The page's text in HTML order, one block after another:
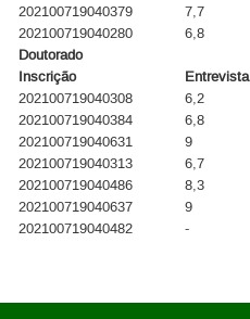
202100719040379
7,7
202100719040280
6,8
Doutorado
Inscrição
Entrevista
202100719040308
6,2
202100719040384
6,8
202100719040631
9
202100719040313
6,7
202100719040486
8,3
202100719040637
9
202100719040482
-